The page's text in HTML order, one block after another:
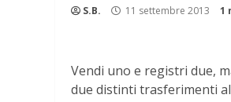
S.B. 11 settembre 2013 1
Vendi uno e registri due,
due distinti trasferimenti